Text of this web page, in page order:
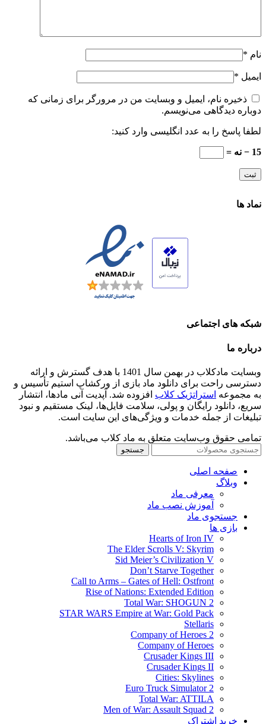
نام *
ایمیل *
ذخیره نام، ایمیل و وبسایت من در مرورگر برای زمانی که
دوباره دیدگاهی می‌نویسم.
لطفا پاسخ را به عدد انگلیسی وارد کنید:
15 − نه =
نماد ها
شبکه های اجتماعی
درباره ما
وبسایت مادکلاب در بهمن سال 1401 با هدف گسترش و ارائه
دسترسی راحت برای دانلود ماد بازی از ورکشاپ استیم تأسیس و
به مجموعه استراتژیک کلاب افزوده شد. آپدیت آنی مادها، انتشار
سریع، دانلود رایگان و پولی، سلامت فایل‌ها، لینک مستقیم و نبود
تبلیغات از جمله خدمات و ویژگی‌های این سایت است.
تمامی حقوق وب‌سایت متعلق به ماد کلاب می‌باشد.
جستجو
صفحه اصلی
وبلاگ
معرفی ماد
آموزش نصب ماد
جستجوی ماد
بازی ها
Hearts of Iron IV
The Elder Scrolls V: Skyrim
Sid Meier’s Civilization V
Don’t Starve Together
Call to Arms – Gates of Hell: Ostfront
Rise of Nations: Extended Edition
Total War: SHOGUN 2
STAR WARS Empire at War: Gold Pack
Stellaris
Company of Heroes 2
Company of Heroes
Crusader Kings III
Crusader Kings II
Cities: Skylines
Euro Truck Simulator 2
Total War: ATTILA
Men of War: Assault Squad 2
خرید اشتراک